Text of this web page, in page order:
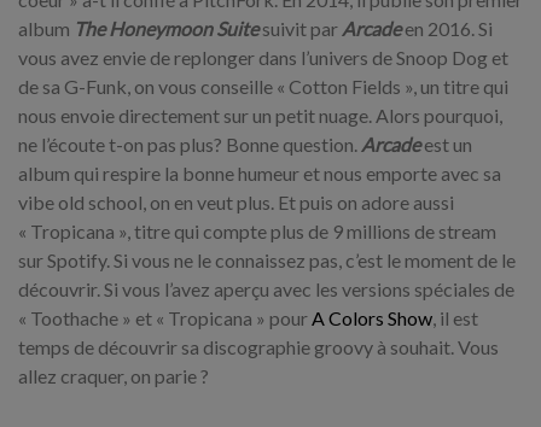
album The Honeymoon Suitesuivit par Arcadeen 2016. Si
vous avez envie de replonger dans l’univers de Snoop Dog et
de sa G-Funk, on vous conseille « Cotton Fields », un titre qui
nous envoie directement sur un petit nuage. Alors pourquoi,
ne l’écoute t-on pas plus? Bonne question. Arcadeest un
album qui respire la bonne humeur et nous emporte avec sa
vibe old school, on en veut plus. Et puis on adore aussi
« Tropicana », titre qui compte plus de 9 millions de stream
sur Spotify. Si vous ne le connaissez pas, c’est le moment de le
découvrir. Si vous l’avez aperçu avec les versions spéciales de
« Toothache » et « Tropicana » pourA Colors Show, il est
temps de découvrir sa discographie groovy à souhait. Vous
allez craquer, on parie ?